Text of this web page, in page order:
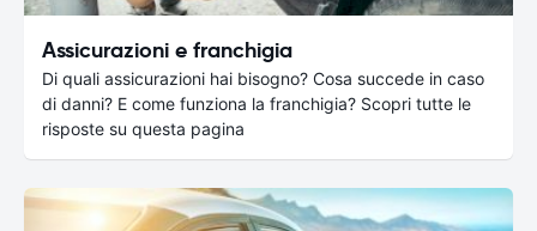
Assicurazioni e franchigia
Di quali assicurazioni hai bisogno? Cosa succede in caso
di danni? E come funziona la franchigia? Scopri tutte le
risposte su questa pagina